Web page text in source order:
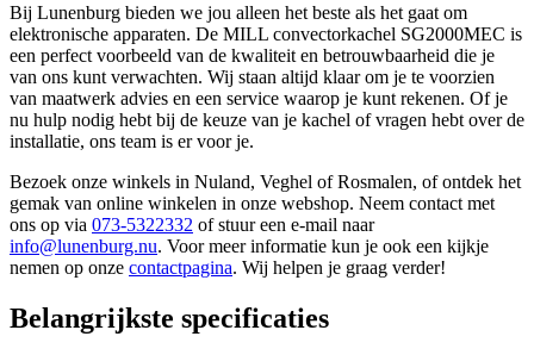
Bij Lunenburg bieden we jou alleen het beste als het gaat om
elektronische apparaten. De MILL convectorkachel SG2000MEC is
een perfect voorbeeld van de kwaliteit en betrouwbaarheid die je
van ons kunt verwachten. Wij staan altijd klaar om je te voorzien
van maatwerk advies en een service waarop je kunt rekenen. Of je
nu hulp nodig hebt bij de keuze van je kachel of vragen hebt over de
installatie, ons team is er voor je.
Bezoek onze winkels in Nuland, Veghel of Rosmalen, of ontdek het
gemak van online winkelen in onze webshop. Neem contact met
ons op via 073-5322332 of stuur een e-mail naar
info@lunenburg.nu. Voor meer informatie kun je ook een kijkje
nemen op onze contactpagina. Wij helpen je graag verder!
Belangrijkste specificaties